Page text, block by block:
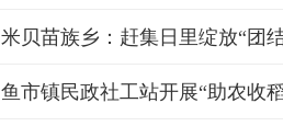
米贝苗族乡：赶集日里绽放“团
鱼市镇民政社工站开展“助农收